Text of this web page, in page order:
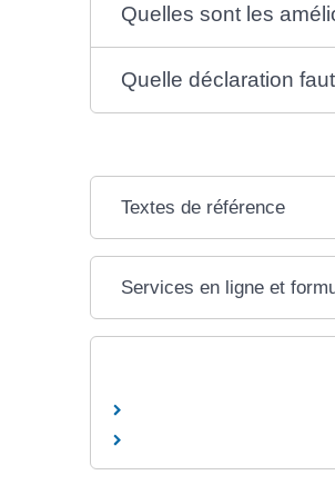
Quelles sont les
Quelle déclaration
Textes de référence
Services en ligne et